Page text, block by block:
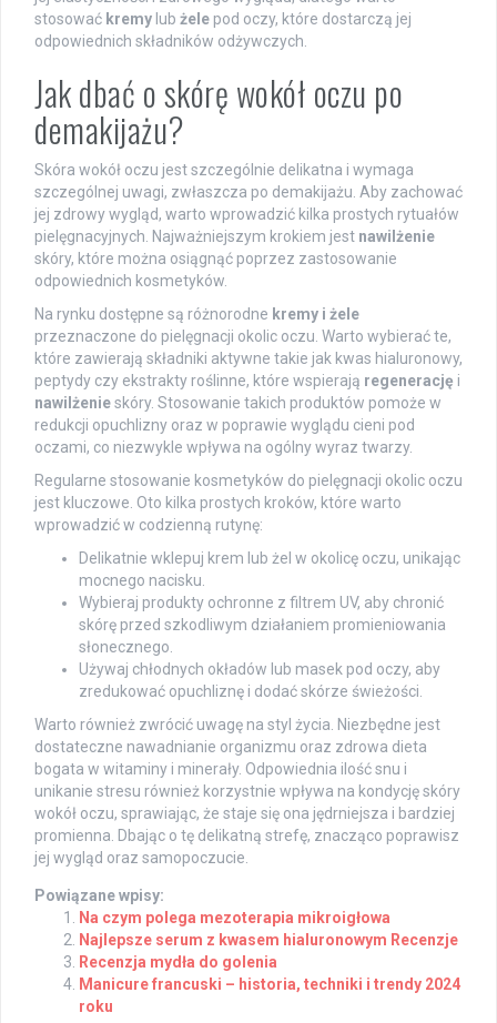
stosować kremy lub żele pod oczy, które dostarczą jej
odpowiednich składników odżywczych.
Jak dbać o skórę wokół oczu po
demakijażu?
Skóra wokół oczu jest szczególnie delikatna i wymaga
szczególnej uwagi, zwłaszcza po demakijażu. Aby zachować
jej zdrowy wygląd, warto wprowadzić kilka prostych rytuałów
pielęgnacyjnych. Najważniejszym krokiem jest nawilżenie
skóry, które można osiągnąć poprzez zastosowanie
odpowiednich kosmetyków.
Na rynku dostępne są różnorodne kremy i żele
przeznaczone do pielęgnacji okolic oczu. Warto wybierać te,
które zawierają składniki aktywne takie jak kwas hialuronowy,
peptydy czy ekstrakty roślinne, które wspierają regenerację i
nawilżenieskóry. Stosowanie takich produktów pomoże w
redukcji opuchlizny oraz w poprawie wyglądu cieni pod
oczami, co niezwykle wpływa na ogólny wyraz twarzy.
Regularne stosowanie kosmetyków do pielęgnacji okolic oczu
jest kluczowe. Oto kilka prostych kroków, które warto
wprowadzić w codzienną rutynę:
Delikatnie wklepuj krem lub żel w okolicę oczu, unikając
mocnego nacisku.
Wybieraj produkty ochronne z filtrem UV, aby chronić
skórę przed szkodliwym działaniem promieniowania
słonecznego.
Używaj chłodnych okładów lub masek pod oczy, aby
zredukować opuchliznę i dodać skórze świeżości.
Warto również zwrócić uwagę na styl życia. Niezbędne jest
dostateczne nawadnianie organizmu oraz zdrowa dieta
bogata w witaminy i minerały. Odpowiednia ilość snu i
unikanie stresu również korzystnie wpływa na kondycję skóry
wokół oczu, sprawiając, że staje się ona jędrniejsza i bardziej
promienna. Dbając o tę delikatną strefę, znacząco poprawisz
jej wygląd oraz samopoczucie.
Powiązane wpisy:
Na czym polega mezoterapia mikroigłowa
Najlepsze serum z kwasem hialuronowym Recenzje
Recenzja mydła do golenia
Manicure francuski – historia, techniki i trendy 2024
roku